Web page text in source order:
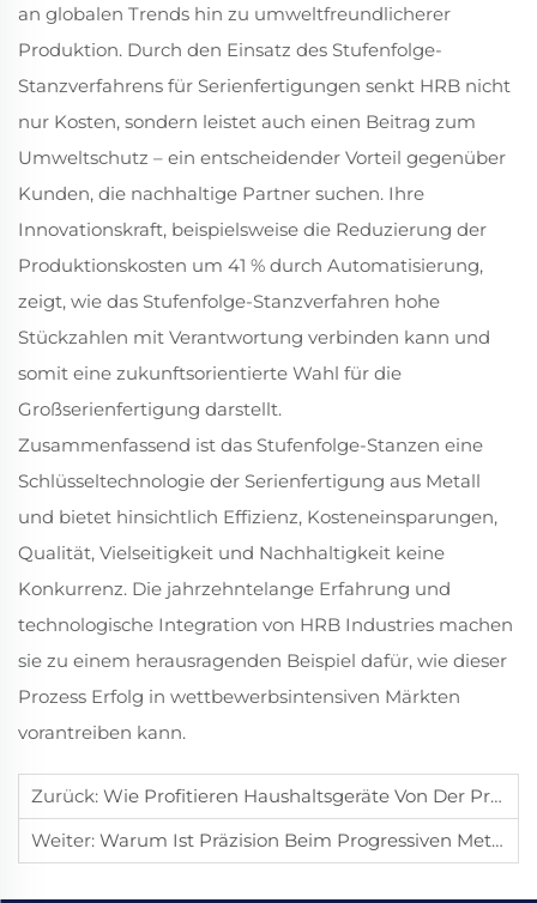
an globalen Trends hin zu umweltfreundlicherer
Produktion. Durch den Einsatz des Stufenfolge-
Stanzverfahrens für Serienfertigungen senkt HRB nicht
nur Kosten, sondern leistet auch einen Beitrag zum
Umweltschutz – ein entscheidender Vorteil gegenüber
Kunden, die nachhaltige Partner suchen. Ihre
Innovationskraft, beispielsweise die Reduzierung der
Produktionskosten um 41 % durch Automatisierung,
zeigt, wie das Stufenfolge-Stanzverfahren hohe
Stückzahlen mit Verantwortung verbinden kann und
somit eine zukunftsorientierte Wahl für die
Großserienfertigung darstellt.
Zusammenfassend ist das Stufenfolge-Stanzen eine
Schlüsseltechnologie der Serienfertigung aus Metall
und bietet hinsichtlich Effizienz, Kosteneinsparungen,
Qualität, Vielseitigkeit und Nachhaltigkeit keine
Konkurrenz. Die jahrzehntelange Erfahrung und
technologische Integration von HRB Industries machen
sie zu einem herausragenden Beispiel dafür, wie dieser
Prozess Erfolg in wettbewerbsintensiven Märkten
vorantreiben kann.
Zurück: Wie Profitieren Haushaltsgeräte Von Der Progressiven Stanztechnik?
Weiter: Warum Ist Präzision Beim Progressiven Metallstanzen Wichtig?